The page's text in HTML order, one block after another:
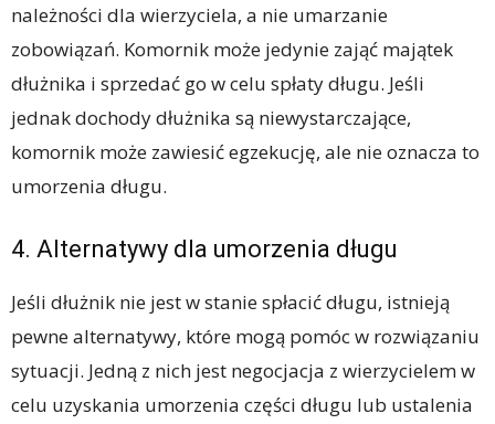
należności dla wierzyciela, a nie umarzanie
zobowiązań. Komornik może jedynie zająć majątek
dłużnika i sprzedać go w celu spłaty długu. Jeśli
jednak dochody dłużnika są niewystarczające,
komornik może zawiesić egzekucję, ale nie oznacza to
umorzenia długu.
4. Alternatywy dla umorzenia długu
Jeśli dłużnik nie jest w stanie spłacić długu, istnieją
pewne alternatywy, które mogą pomóc w rozwiązaniu
sytuacji. Jedną z nich jest negocjacja z wierzycielem w
celu uzyskania umorzenia części długu lub ustalenia